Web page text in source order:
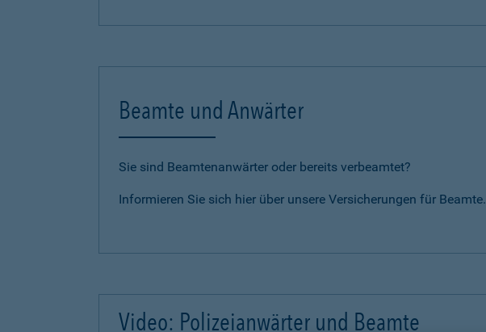
Beamte und Anwärter
Sie sind Beamtenanwärter oder bereits verbeamtet?
Informieren Sie sich hier über unsere Versicherungen für Beamte.
Video: Polizeianwärter und Beamte